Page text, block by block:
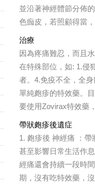
並沿著神經體節分佈
色痂皮，若照顧得當
治療
因為疼痛難忍，而且
在特殊部位，如: 1.侵
者。4.免疫不全，全
單純皰疹的特效藥。
要使用Zovirax特效藥
帶狀皰疹後遺症
1. 皰疹後 神經痛 ：
甚至影響日常生活作
經痛還會持續一段時
期，沒有吃特效藥，